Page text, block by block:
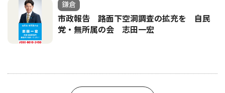
鎌倉
市政報告 路面下空洞調査の拡充を 自民
党・無所属の会 志田一宏